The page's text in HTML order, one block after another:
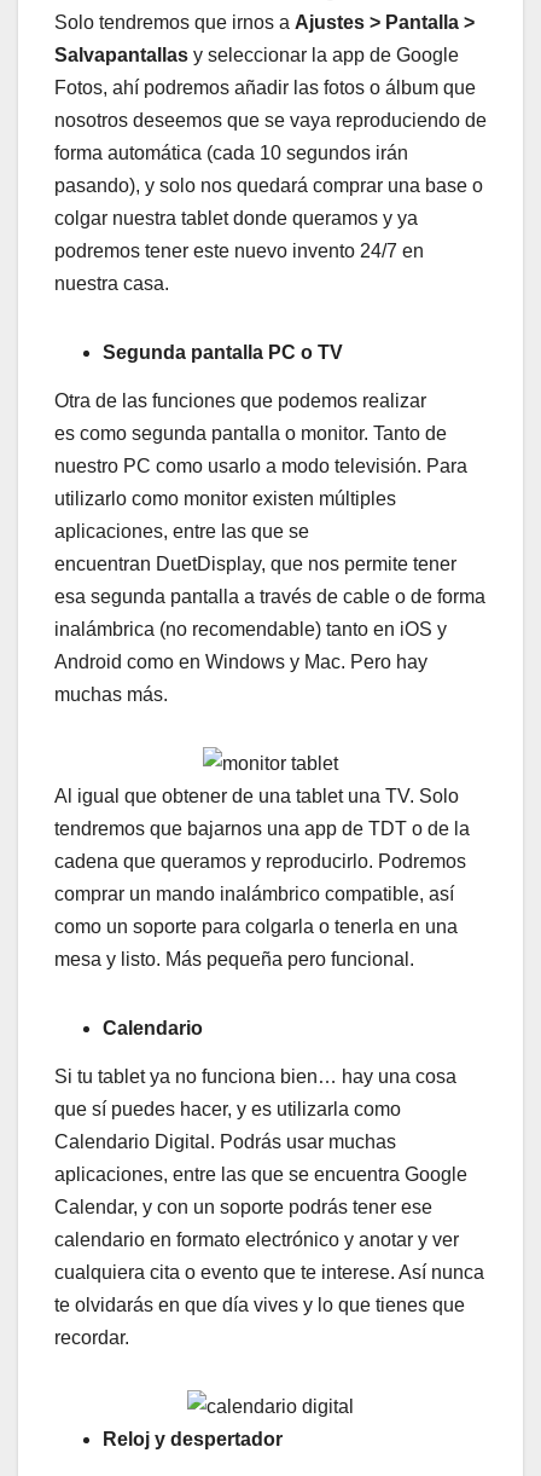
Solo tendremos que irnos a Ajustes > Pantalla >
Salvapantallas y seleccionar la app de Google
Fotos, ahí podremos añadir las fotos o álbum que
nosotros deseemos que se vaya reproduciendo de
forma automática (cada 10 segundos irán
pasando), y solo nos quedará comprar una base o
colgar nuestra tablet donde queramos y ya
podremos tener este nuevo invento 24/7 en
nuestra casa.
Segunda pantalla PC o TV
Otra de las funciones que podemos realizar
es como segunda pantalla o monitor. Tanto de
nuestro PC como usarlo a modo televisión. Para
utilizarlo como monitor existen múltiples
aplicaciones, entre las que se
encuentran DuetDisplay, que nos permite tener
esa segunda pantalla a través de cable o de forma
inalámbrica (no recomendable) tanto en iOS y
Android como en Windows y Mac. Pero hay
muchas más.
Al igual que obtener de una tablet una TV. Solo
tendremos que bajarnos una app de TDT o de la
cadena que queramos y reproducirlo. Podremos
comprar un mando inalámbrico compatible, así
como un soporte para colgarla o tenerla en una
mesa y listo. Más pequeña pero funcional.
Calendario
Si tu tablet ya no funciona bien… hay una cosa
que sí puedes hacer, y es utilizarla como
Calendario Digital. Podrás usar muchas
aplicaciones, entre las que se encuentra Google
Calendar, y con un soporte podrás tener ese
calendario en formato electrónico y anotar y ver
cualquiera cita o evento que te interese. Así nunca
te olvidarás en que día vives y lo que tienes que
recordar.
Reloj y despertador